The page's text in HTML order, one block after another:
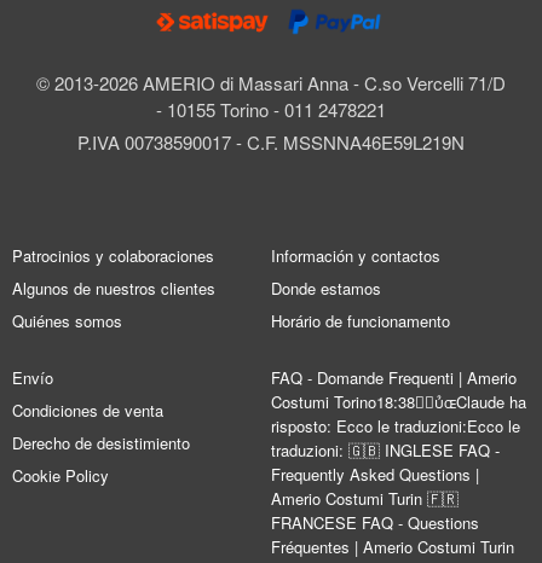
© 2013-2026 AMERIO di Massari Anna - C.so Vercelli 71/D
- 10155 Torino - 011 2478221
P.IVA 00738590017 - C.F. MSSNNA46E59L219N
Patrocinios y colaboraciones
Algunos de nuestros clientes
Quiénes somos
Información y contactos
Donde estamos
Horário de funcionamento
Envío
Condiciones de venta
Derecho de desistimiento
Cookie Policy
FAQ - Domande Frequenti | Amerio
Costumi Torino18:38Claude ha
risposto: Ecco le traduzioni:Ecco le
traduzioni: 🇬🇧 INGLESE FAQ -
Frequently Asked Questions |
Amerio Costumi Turin 🇫🇷
FRANCESE FAQ - Questions
Fréquentes | Amerio Costumi Turin